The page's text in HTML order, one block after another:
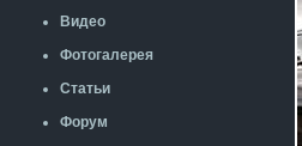
Видео
Фотогалерея
Статьи
Форум